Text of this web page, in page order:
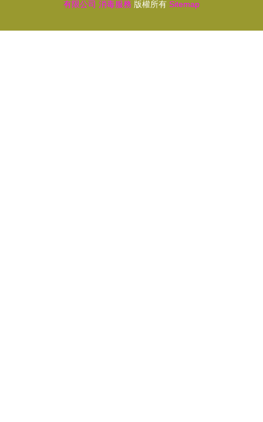
有限公司 消毒服務 版權所有 Sitemap